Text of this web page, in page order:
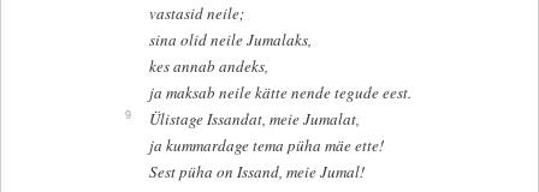
vastasid neile;
sina olid neile Jumalaks,
kes annab andeks,
ja maksab neile kätte nende tegude eest.
9
Ülistage Issandat, meie Jumalat,
ja kummardage tema püha mäe ette!
Sest püha on Issand, meie Jumal!